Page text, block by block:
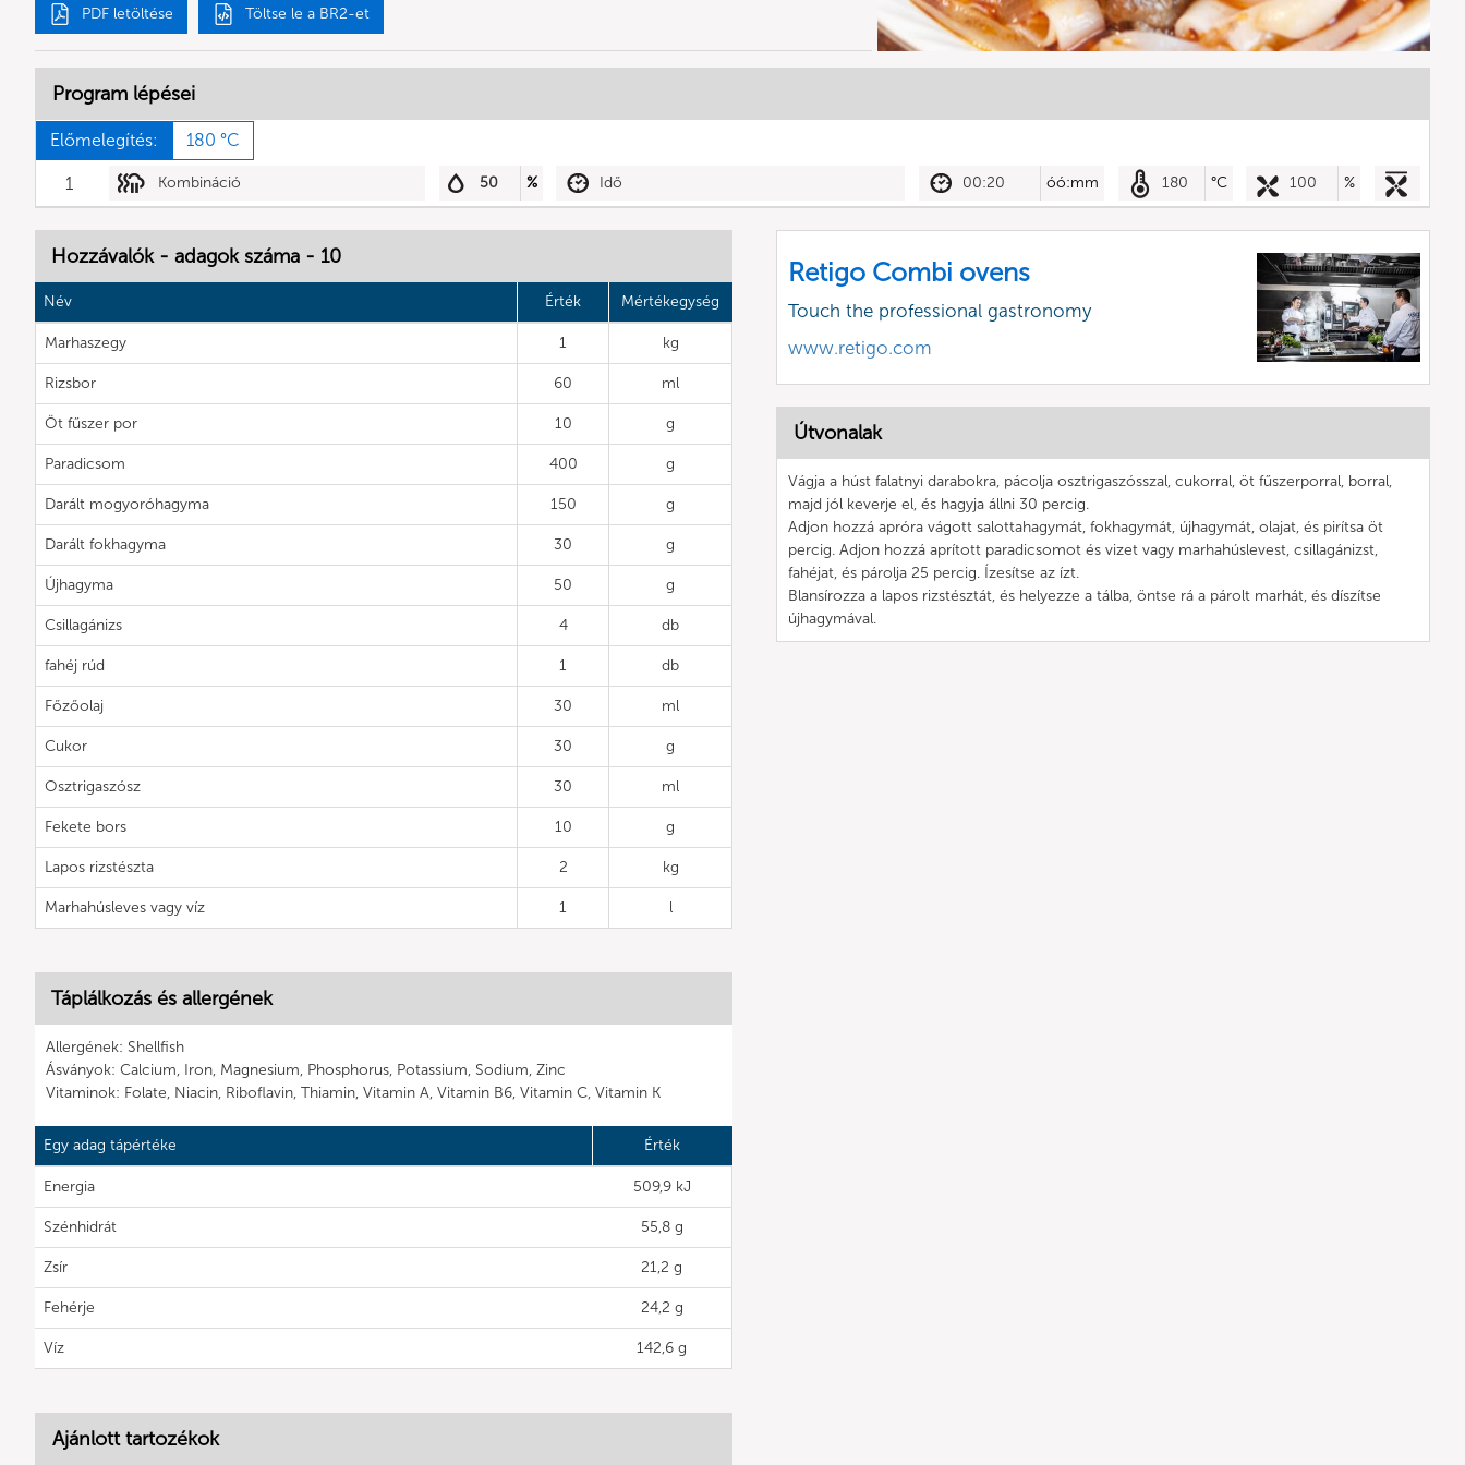
PDF letöltése Töltse le a BR2-et
Program lépései
Előmelegítés: 180 °C
1 Kombináció 50 % Idő 00:20 óó:mm 180 °C 100 %
Hozzávalók - adagok száma - 10
Név Érték Mértékegység
Marhaszegy 1 kg
Rizsbor 60 ml
Öt fűszer por 10 g
Paradicsom 400 g
Darált mogyoróhagyma 150 g
Darált fokhagyma 30 g
Újhagyma 50 g
Csillagánizs 4 db
fahéj rúd 1 db
Főzőolaj 30 ml
Cukor 30 g
Osztrigaszósz 30 ml
Fekete bors 10 g
Lapos rizstészta 2 kg
Marhahúsleves vagy víz 1 l
Táplálkozás és allergének
Allergének: Shellfish
Ásványok: Calcium, Iron, Magnesium, Phosphorus, Potassium, Sodium, Zinc
Vitaminok: Folate, Niacin, Riboflavin, Thiamin, Vitamin A, Vitamin B6, Vitamin C, Vitamin K
Egy adag tápértéke Érték
Energia 509,9 kJ
Szénhidrát 55,8 g
Zsír 21,2 g
Fehérje 24,2 g
Víz 142,6 g
Retigo Combi ovens
Touch the professional gastronomy
www.retigo.com
Útvonalak
Vágja a húst falatnyi darabokra, pácolja osztrigaszósszal, cukorral, öt fűszerporral, borral,
majd jól keverje el, és hagyja állni 30 percig.
Adjon hozzá apróra vágott salottahagymát, fokhagymát, újhagymát, olajat, és pirítsa öt
percig. Adjon hozzá aprított paradicsomot és vizet vagy marhahúslevest, csillagánizst,
fahéjat, és párolja 25 percig. Ízesítse az ízt.
Blansírozza a lapos rizstésztát, és helyezze a tálba, öntse rá a párolt marhát, és díszítse
újhagymával.
Ajánlott tartozékok